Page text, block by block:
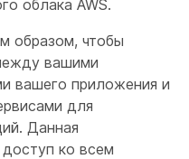
облака AWS.
образом, чтобы
вашими
вашего приложения и
для
Данная
ко всем